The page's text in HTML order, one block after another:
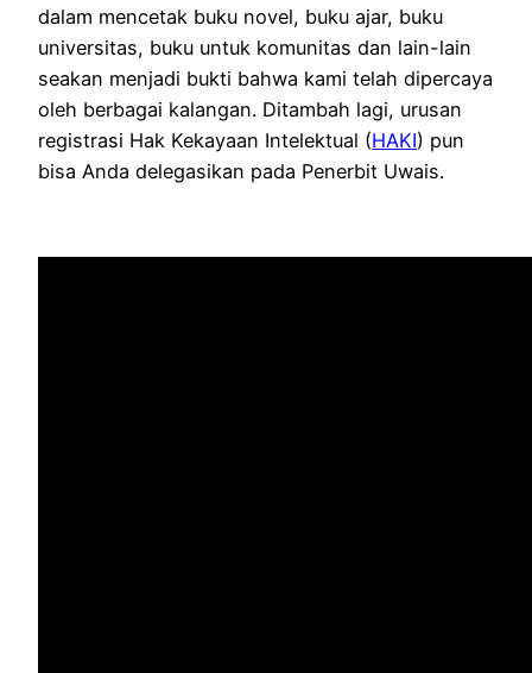
dalam mencetak buku novel, buku ajar, buku
universitas, buku untuk komunitas dan lain-lain
seakan menjadi bukti bahwa kami telah dipercaya
oleh berbagai kalangan. Ditambah lagi, urusan
registrasi Hak Kekayaan Intelektual (HAKI) pun
bisa Anda delegasikan pada Penerbit Uwais.